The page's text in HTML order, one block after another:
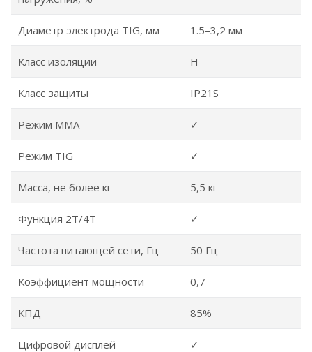
Диаметр электрода TIG, мм 1.5–3,2 мм
Класс изоляции Н
Класс защиты IP21S
Режим ММА ✓
Режим TIG ✓
Масса, не более кг 5,5 кг
Функция 2Т/4Т ✓
Частота питающей сети, Гц 50 Гц
Коэффициент мощности 0,7
КПД 85%
Цифровой дисплей ✓